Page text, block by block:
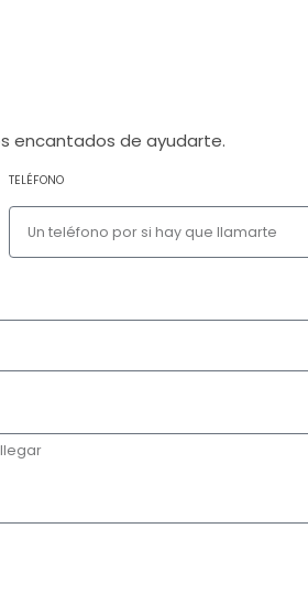
encantados de ayudarte.
TELÉFONO